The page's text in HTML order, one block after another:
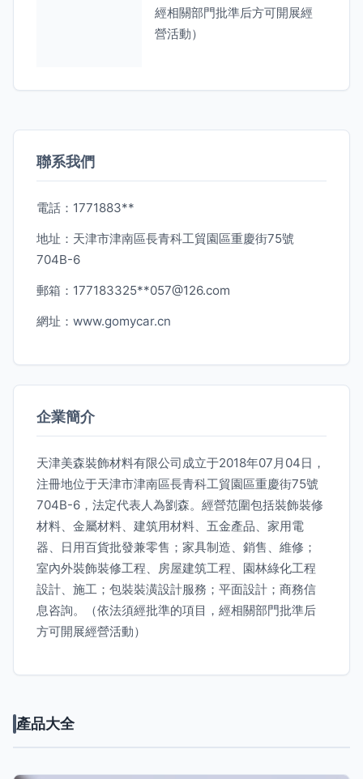
經相關部門批準后方可開展經
營活動）
聯系我們
電話：1771883**
地址：天津市津南區長青科工貿園區重慶街75號
704B-6
郵箱：177183325**057@126.com
網址： www.gomycar.cn
企業簡介
天津美森裝飾材料有限公司成立于2018年07月04日，
注冊地位于天津市津南區長青科工貿園區重慶街75號
704B-6，法定代表人為劉森。經營范圍包括裝飾裝修
材料、金屬材料、建筑用材料、五金產品、家用電
器、日用百貨批發兼零售；家具制造、銷售、維修；
室內外裝飾裝修工程、房屋建筑工程、園林綠化工程
設計、施工；包裝裝潢設計服務；平面設計；商務信
息咨詢。（依法須經批準的項目，經相關部門批準后
方可開展經營活動）
產品大全